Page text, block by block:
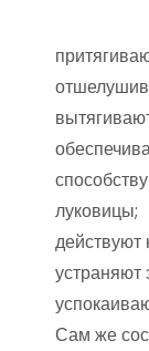
луковицы;
действуют
устраняют
Сам же